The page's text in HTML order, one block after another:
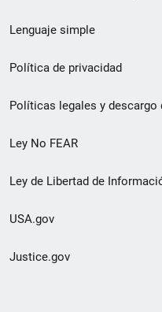
de
pie
de
página
Lenguaje simple
Política de privacidad
Políticas legales y descargo
Ley No FEAR
Ley de Libertad de
USA.gov
Justice.gov